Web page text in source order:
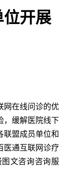
开展
网在线问诊的优
，缓解医院线下
联盟成员单位和
医通互联网诊疗
文咨询咨询服